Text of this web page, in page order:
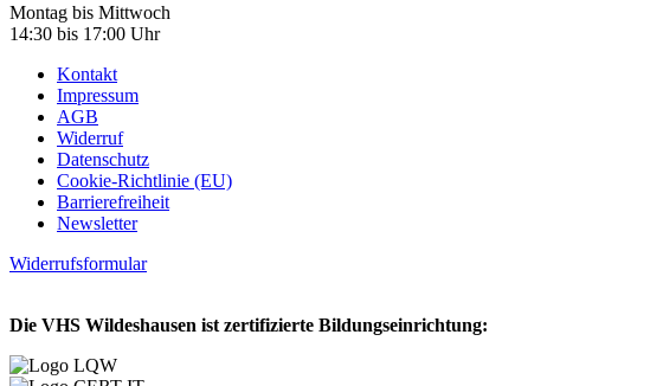
Montag bis Mittwoch
14:30 bis 17:00 Uhr
Kontakt
Impressum
AGB
Widerruf
Datenschutz
Cookie-Richtlinie (EU)
Barrierefreiheit
Newsletter
Widerrufsformular
Die VHS Wildeshausen ist zertifizierte Bildungseinrichtung: